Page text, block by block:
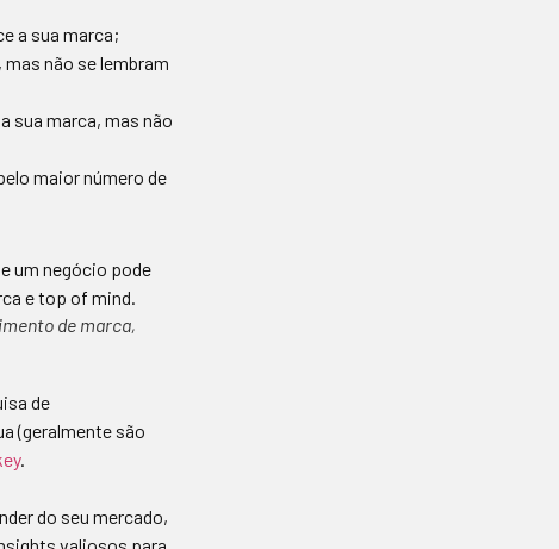
a sua marca;
não se lembram
sua marca, mas não
maior número de
de marca,
de
(geralmente são
.
do seu mercado,